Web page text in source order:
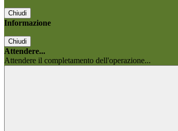
Chiudi
Informazione
Chiudi
Attendere...
Attendere il completamento dell'operazione...